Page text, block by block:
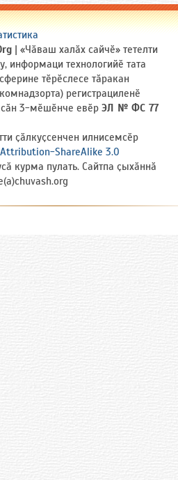
| «Чӑваш халӑх сайчӗ» тетелти
информаци технологийӗ тата
тӗрӗслесе тӑракан
регистрациленӗ
3-мӗшӗнче евӗр ЭЛ № ФС 77
ҫӑлкуҫсенчен илнисемсӗр
ShareAlike 3.0
курма пулать. Сайтпа ҫыхӑннӑ